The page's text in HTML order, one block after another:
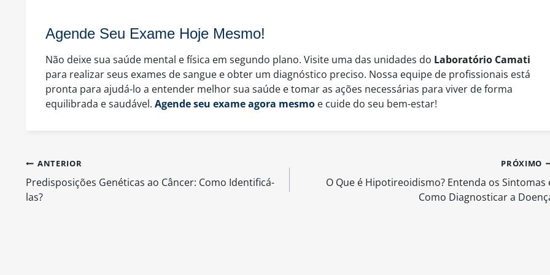
Agende Seu Exame Hoje Mesmo!
Não deixe sua saúde mental e física em segundo plano. Visite uma das unidades do Laboratório Camati
para realizar seus exames de sangue e obter um diagnóstico preciso. Nossa equipe de profissionais está
pronta para ajudá-lo a entender melhor sua saúde e tomar as ações necessárias para viver de forma
equilibrada e saudável. Agende seu exame agora mesmo e cuide do seu bem-estar!
Navegação
de
ANTERIOR
Predisposições Genéticas ao Câncer: Como Identificá-
las?
PRÓXIMO
O Que é Hipotireoidismo? Entenda os Sintomas
Como Diagnosticar a